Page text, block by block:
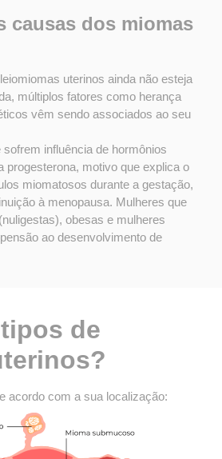
causas dos miomas
uterinos ainda não esteja
múltiplos fatores como herança
vêm sendo associados ao seu
influência de hormônios
progesterona, motivo que explica o
miomatosos durante a gestação,
à menopausa. Mulheres que
obesas e mulheres
ao desenvolvimento de
de
acordo com a sua localização: